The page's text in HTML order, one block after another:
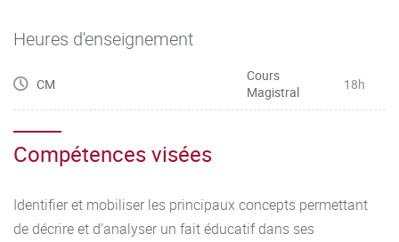
Heures d'enseignement
CM
Cours
Magistral
18h
Compétences visées
Identifier et mobiliser les principaux concepts permettant
de décrire et d’analyser un fait éducatif dans ses